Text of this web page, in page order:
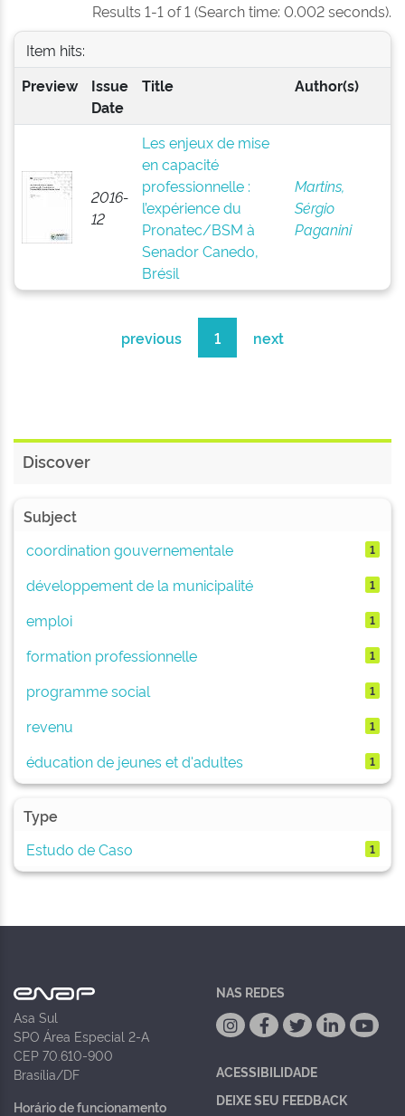
Results 1-1 of 1 (Search time: 0.002 seconds).
Item hits:
Preview
Issue
Date
Title Author(s)
2016-
12
Les enjeux de mise
en capacité
professionnelle :
l’expérience du
Pronatec/BSM à
Senador Canedo,
Brésil
Martins,
Sérgio
Paganini
previous 1 next
Discover
Subject
coordination gouvernementale
1
développement de la municipalité 1
emploi 1
formation professionnelle 1
programme social 1
revenu 1
éducation de jeunes et d'adultes 1
Type
Estudo de Caso
1
Asa Sul
SPO Área Especial 2-A
CEP 70.610-900
Brasília/DF
Horário de funcionamento
NAS REDES
ACESSIBILIDADE
DEIXE SEU FEEDBACK